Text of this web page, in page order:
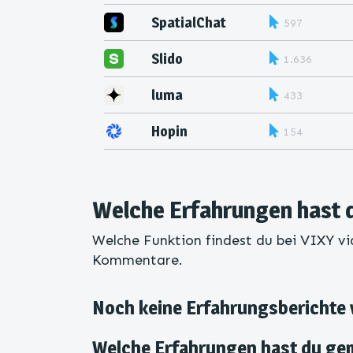
SpatialChat 597
Slido 1.636
luma 433
Hopin 154
Welche Erfahrungen hast
Welche Funktion findest du bei VIXY
Kommentare.
Noch keine Erfahrungsberichte
Welche Erfahrungen hast du